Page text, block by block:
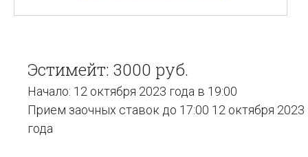
Эстимейт: 3000 руб.
Начало: 12 октября 2023 года в 19:00
Прием заочных ставок до 17:00 12 октября 2023
года